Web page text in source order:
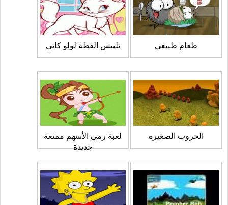
طعام طبيعي تلبيس القطة لولو كاتي
الحروب الصغيره
لعبة رمي الأسهم ممتعة
جديدة